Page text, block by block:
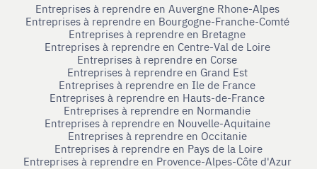
Entreprises à reprendre en Auvergne Rhone-Alpes
Entreprises à reprendre en Bourgogne-Franche-Comté
Entreprises à reprendre en Bretagne
Entreprises à reprendre en Centre-Val de Loire
Entreprises à reprendre en Corse
Entreprises à reprendre en Grand Est
Entreprises à reprendre en Ile de France
Entreprises à reprendre en Hauts-de-France
Entreprises à reprendre en Normandie
Entreprises à reprendre en Nouvelle-Aquitaine
Entreprises à reprendre en Occitanie
Entreprises à reprendre en Pays de la Loire
Entreprises à reprendre en Provence-Alpes-Côte d'Azur